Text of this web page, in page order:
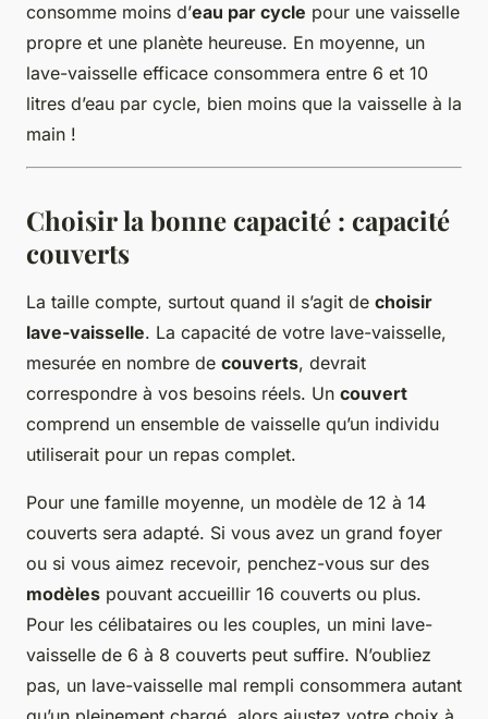
consomme moins d’eau par cycle pour une vaisselle
propre et une planète heureuse. En moyenne, un
lave-vaisselle efficace consommera entre 6 et 10
litres d’eau par cycle, bien moins que la vaisselle à la
main !
Choisir la bonne capacité : capacité
couverts
La taille compte, surtout quand il s’agit de choisir
lave-vaisselle. La capacité de votre lave-vaisselle,
mesurée en nombre de couverts, devrait
correspondre à vos besoins réels. Un couvert
comprend un ensemble de vaisselle qu’un individu
utiliserait pour un repas complet.
Pour une famille moyenne, un modèle de 12 à 14
couverts sera adapté. Si vous avez un grand foyer
ou si vous aimez recevoir, penchez-vous sur des
modèles pouvant accueillir 16 couverts ou plus.
Pour les célibataires ou les couples, un mini lave-
vaisselle de 6 à 8 couverts peut suffire. N’oubliez
pas, un lave-vaisselle mal rempli consommera autant